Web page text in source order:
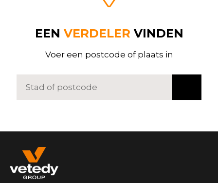
EEN VERDELER VINDEN
Voer een postcode of plaats in